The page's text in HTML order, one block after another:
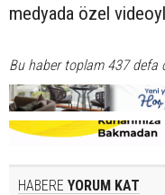
medyada özel
Bu haber toplam 437 defa
HABERE YORUM KAT